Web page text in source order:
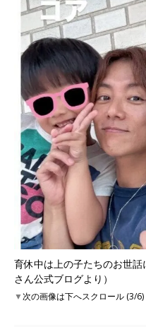
育休中は上の子たちのお世
さん公式ブログより）
▼次の画像は下へスクロール (3/6)